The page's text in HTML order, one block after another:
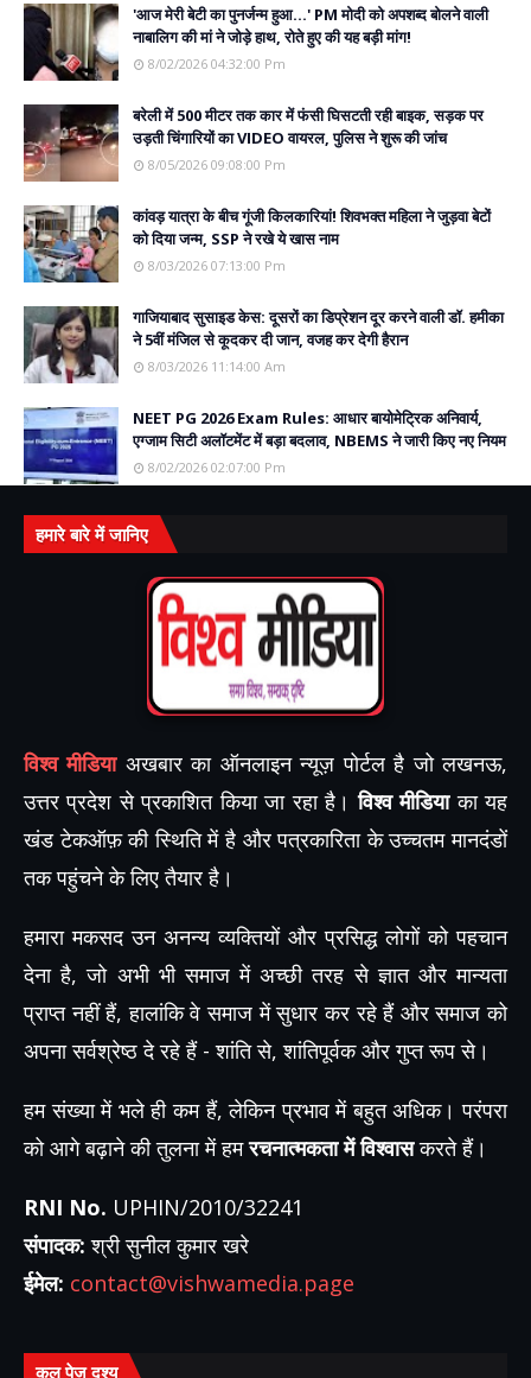
'आज मेरी बेटी का पुनर्जन्म हुआ...' PM मोदी को अपशब्द बोलने वाली
नाबालिग की मां ने जोड़े हाथ, रोते हुए की यह बड़ी मांग!
8/02/2026 04:32:00 Pm
बरेली में 500 मीटर तक कार में फंसी घिसटती रही बाइक, सड़क पर
उड़ती चिंगारियों का VIDEO वायरल, पुलिस ने शुरू की जांच
8/05/2026 09:08:00 Pm
कांवड़ यात्रा के बीच गूंजी किलकारियां! शिवभक्त महिला ने जुड़वा बेटों
को दिया जन्म, SSP ने रखे ये खास नाम
8/03/2026 07:13:00 Pm
गाजियाबाद सुसाइड केस: दूसरों का डिप्रेशन दूर करने वाली डॉ. हमीका
ने 5वीं मंजिल से कूदकर दी जान, वजह कर देगी हैरान
8/03/2026 11:14:00 Am
NEET PG 2026 Exam Rules: आधार बायोमेट्रिक अनिवार्य,
एग्जाम सिटी अलॉटमेंट में बड़ा बदलाव, NBEMS ने जारी किए नए नियम
8/02/2026 02:07:00 Pm
हमारे बारे में जानिए
विश्व मीडियाअखबार का ऑनलाइन न्यूज़ पोर्टल है जो लखनऊ,
उत्तर प्रदेश से प्रकाशित किया जा रहा है।विश्व मीडियाका यह
खंड टेकऑफ़ की स्थिति में है और पत्रकारिता के उच्चतम मानदंडों
तक पहुंचने के लिए तैयार है।
हमारा मकसद उन अनन्य व्यक्तियों और प्रसिद्ध लोगों को पहचान
देना है, जो अभी भी समाज में अच्छी तरह से ज्ञात और मान्यता
प्राप्त नहीं हैं, हालांकि वे समाज में सुधार कर रहे हैं और समाज को
अपना सर्वश्रेष्ठ दे रहे हैं - शांति से, शांतिपूर्वक और गुप्त रूप से।
हम संख्या में भले ही कम हैं, लेकिन प्रभाव में बहुत अधिक। परंपरा
को आगे बढ़ाने की तुलना में हमरचनात्मकता में विश्वासकरते हैं।
RNI No. UPHIN/2010/32241
संपादक: श्री सुनील कुमार खरे
ईमेल: contact@vishwamedia.page
कुल पेज दृश्य